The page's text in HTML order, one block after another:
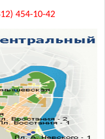
454-10-42